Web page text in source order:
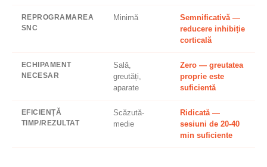
REPROGRAMAREA
SNC
Minimă
Semnificativă —
reducere inhibiție
corticală
ECHIPAMENT
NECESAR
Sală,
greutăți,
aparate
Zero — greutatea
proprie este
suficientă
EFICIENȚĂ
TIMP/REZULTAT
Scăzută-
medie
Ridicată —
sesiuni de 20-40
min suficiente